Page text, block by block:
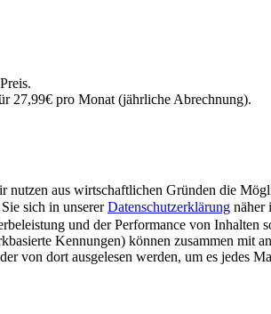
27,99€ pro Monat (jährliche Abrechnung).
aus wirtschaftlichen Gründen die
sich in unsererDatenschutzerklärung näher
und der Performance von
Kennungen) können zusammen
von dort ausgelesen werden, um es jedes